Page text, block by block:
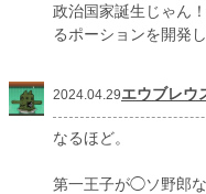
政治国家誕生じゃん
るポーションを開発
2024.04.29エウブレウ
なるほど。
第一王子が◯ソ野郎